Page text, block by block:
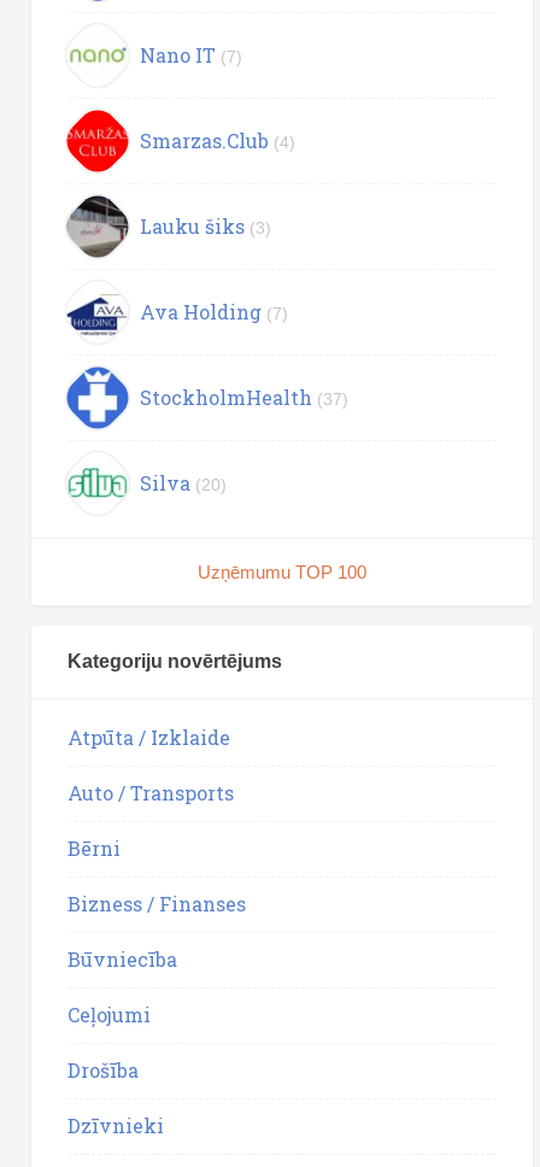
Nano IT (7)
Smarzas.Club (4)
Lauku šiks (3)
Ava Holding (7)
StockholmHealth (37)
Silva (20)
Uzņēmumu TOP 100
Kategoriju novērtējums
Atpūta / Izklaide
Auto / Transports
Bērni
Bizness / Finanses
Būvniecība
Ceļojumi
Drošība
Dzīvnieki